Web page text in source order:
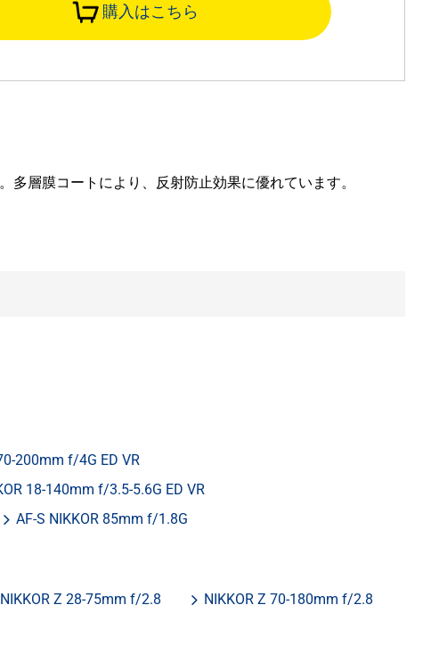
購入はこちら
層膜コートにより、反射防止効果に優れています。
200mm f/4G ED VR
18-140mm f/3.5-5.6G ED VR
AF-S NIKKOR 85mm f/1.8G
NIKKOR Z 28-75mm f/2.8
NIKKOR Z 70-180mm f/2.8